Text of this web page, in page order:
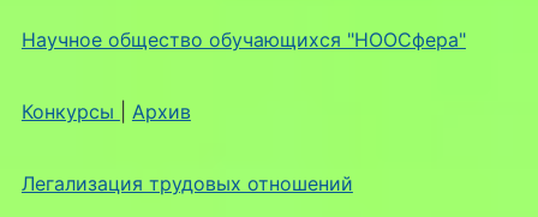
Научное общество обучающихся "НООСфера"
Конкурсы Архив
Легализация трудовых отношений